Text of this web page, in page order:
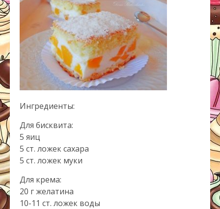
Ингредиенты:
Для бисквита:
5 яиц
5 ст. ложек сахара
5 ст. ложек муки
Для крема:
20 г желатина
10-11 ст. ложек воды